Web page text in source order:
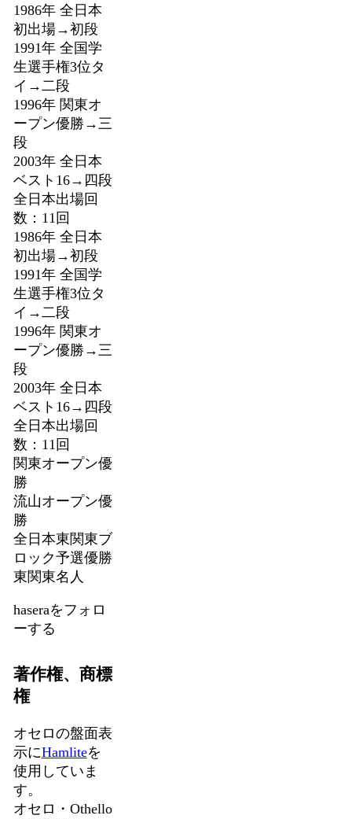
1986年 全日本
初出場→初段
1991年 全国学
生選手権3位タ
イ→二段
1996年 関東オ
ープン優勝→三
段
2003年 全日本
ベスト16→四段
全日本出場回
数：11回
1986年 全日本
初出場→初段
1991年 全国学
生選手権3位タ
イ→二段
1996年 関東オ
ープン優勝→三
段
2003年 全日本
ベスト16→四段
全日本出場回
数：11回
関東オープン優
勝
流山オープン優
勝
全日本東関東ブ
ロック予選優勝
東関東名人
haseraをフォロ
ーする
著作権、商標
権
オセロの盤面表
示にHamliteを
使用していま
す。
オセロ・Othello